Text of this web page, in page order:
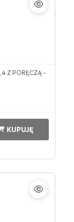
Z PORĘCZĄ -
KUPUJĘ